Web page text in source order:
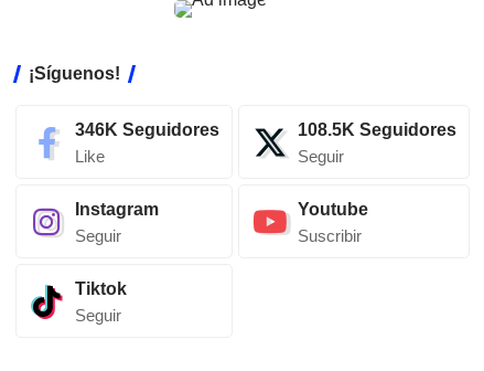
¡Síguenos!
346K Seguidores
Like
108.5K Seguidores
Seguir
Instagram
Seguir
Youtube
Suscribir
Tiktok
Seguir